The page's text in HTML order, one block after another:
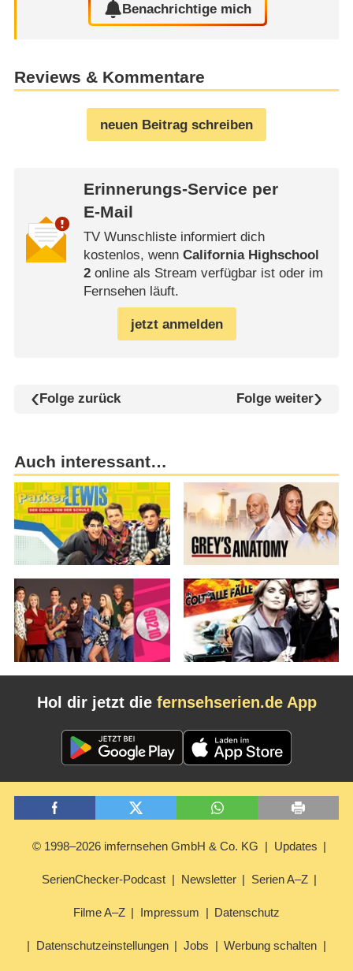
Benachrichtige mich
Reviews & Kommentare
neuen Beitrag schreiben
Erinnerungs-Service per
E-Mail
TV Wunschliste informiert dich
kostenlos, wenn California Highschool
2online als Stream verfügbar ist oder im
Fernsehen läuft.
jetzt anmelden
Folge zurück Folge weiter
Auch interessant…
Hol dir jetzt die fernsehserien.de App
© 1998–2026 imfernsehen GmbH & Co. KG Updates
SerienChecker-Podcast Newsletter Serien A–Z
Filme A–Z Impressum Datenschutz
Datenschutzeinstellungen Jobs Werbung schalten